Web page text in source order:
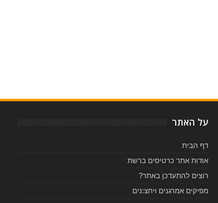
על האתר
דף הבית
אודות אתר כרטיסים ברשת
רוצים להתעדכן באתר?
מפיקים אמרגנים ויחצ:נים